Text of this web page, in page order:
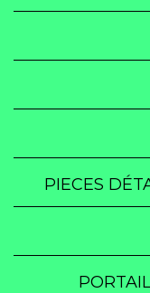
PIECES